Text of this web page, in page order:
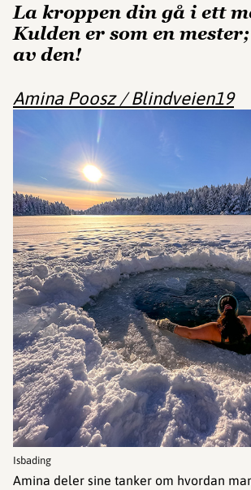
La kroppen din gå i ett
Kulden er som en
av den!
Amina Poosz / Blindveien19
Isbading
Amina deler sine tanker om hvordan